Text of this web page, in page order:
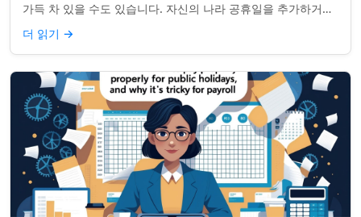
가득 차 있을 수도 있습니다. 자신의 나라 공휴일을 추가하거나
원하지 않는 공휴일을 정리하려는...
더 읽기 →